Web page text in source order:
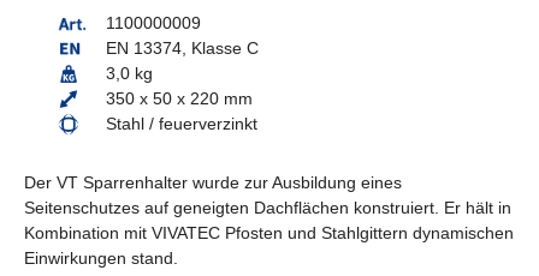
1100000009
EN 13374, Klasse C
3,0 kg
350 x 50 x 220 mm
Stahl / feuerverzinkt
Der VT Sparrenhalter wurde zur Ausbildung eines
Seitenschutzes auf geneigten Dachflächen konstruiert. Er hält in
Kombination mit VIVATEC Pfosten und Stahlgittern dynamischen
Einwirkungen stand.